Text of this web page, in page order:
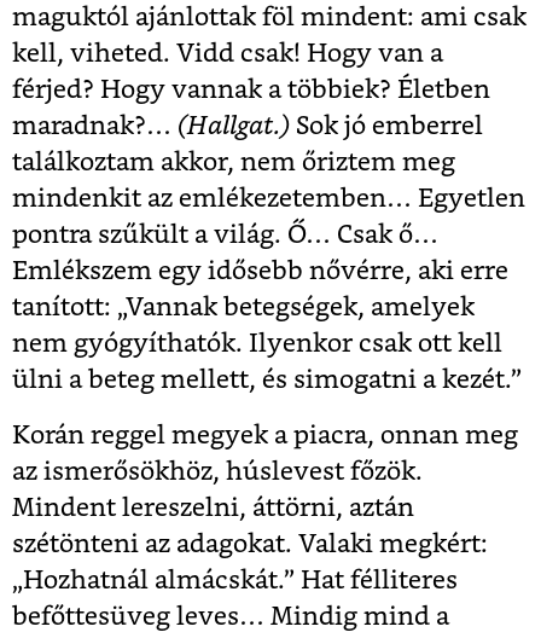
maguktól ajánlottak föl mindent: ami csak
kell, viheted. Vidd csak! Hogy van a
férjed? Hogy vannak a többiek? Életben
maradnak?… (Hallgat.) Sok jó emberrel
találkoztam akkor, nem őriztem meg
mindenkit az emlékezetemben… Egyetlen
pontra szűkült a világ. Ő… Csak ő…
Emlékszem egy idősebb nővérre, aki erre
tanított: „Vannak betegségek, amelyek
nem gyógyíthatók. Ilyenkor csak ott kell
ülni a beteg mellett, és simogatni a kezét.”
Korán reggel megyek a piacra, onnan meg
az ismerősökhöz, húslevest főzök.
Mindent lereszelni, áttörni, aztán
szétönteni az adagokat. Valaki megkért:
„Hozhatnál almácskát.” Hat félliteres
befőttesüveg leves… Mindig mind a